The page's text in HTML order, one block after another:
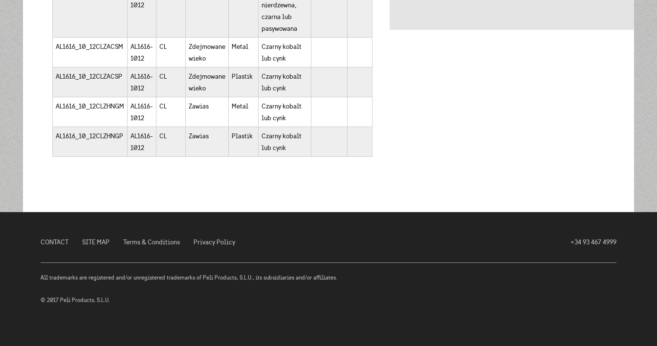
1012
nierdzewna,
czarna lub
pasywowana
AL1616_10_12CLZACSM
AL1616-
1012
CL
Zdejmowane
wieko
Metal
Czarny kobalt
lub cynk
AL1616_10_12CLZACSP
AL1616-
1012
CL
Zdejmowane
wieko
Plastik
Czarny kobalt
lub cynk
AL1616_10_12CLZHNGM
AL1616-
1012
CL Zawias Metal
Czarny kobalt
lub cynk
AL1616_10_12CLZHNGP
AL1616-
1012
CL Zawias Plastik
Czarny kobalt
lub cynk
CONTACT SITE MAP Terms & Conditions Privacy Policy +34 93 467 4999
All trademarks are registered and/or unregistered trademarks of Peli Products, S.L.U., its subsidiaries and/or affiliates.
© 2017 Peli Products, S.L.U.